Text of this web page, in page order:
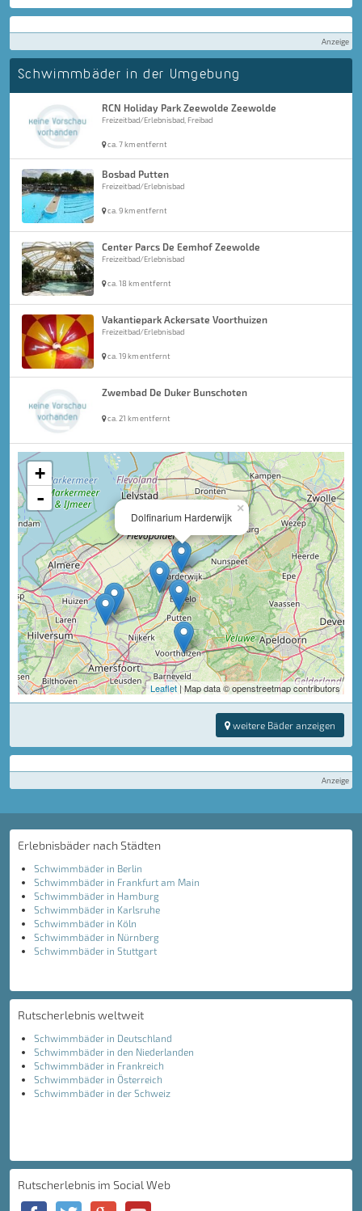
Anzeige
Schwimmbäder in der Umgebung
RCN Holiday Park Zeewolde Zeewolde
Freizeitbad/Erlebnisbad, Freibad
ca. 7 km entfernt
Bosbad Putten
Freizeitbad/Erlebnisbad
ca. 9 km entfernt
Center Parcs De Eemhof Zeewolde
Freizeitbad/Erlebnisbad
ca. 18 km entfernt
Vakantiepark Ackersate Voorthuizen
Freizeitbad/Erlebnisbad
ca. 19 km entfernt
Zwembad De Duker Bunschoten
ca. 21 km entfernt
×
Dolfinarium Harderwijk
+
-
Leaflet| Map data © openstreetmap contributors
weitere Bäder anzeigen
Anzeige
Erlebnisbäder nach Städten
Schwimmbäder in Berlin
Schwimmbäder in Frankfurt am Main
Schwimmbäder in Hamburg
Schwimmbäder in Karlsruhe
Schwimmbäder in Köln
Schwimmbäder in Nürnberg
Schwimmbäder in Stuttgart
Rutscherlebnis weltweit
Schwimmbäder in Deutschland
Schwimmbäder in den Niederlanden
Schwimmbäder in Frankreich
Schwimmbäder in Österreich
Schwimmbäder in der Schweiz
Rutscherlebnis im Social Web